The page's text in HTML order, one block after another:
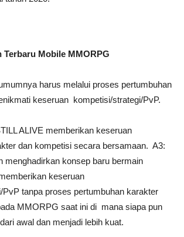
Terbaru Mobile MMORPG
harus melalui proses pertumbuhan
keseruan kompetisi/strategi/PvP.
ALIVE memberikan keseruan
dan kompetisi secara bersamaan. A3:
menghadirkan konsep baru bermain
keseruan
PvP tanpa proses pertumbuhan karakter
MMORPG saat ini di mana siapa pun
awal dan menjadi lebih kuat.